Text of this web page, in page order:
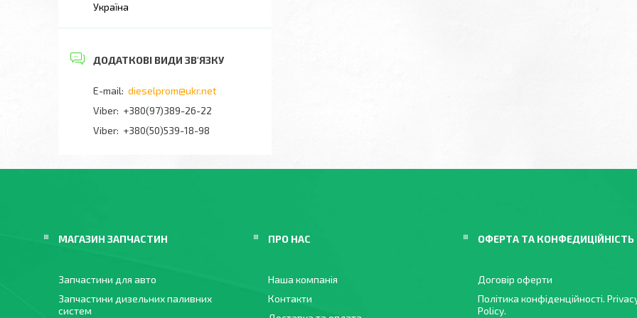
Україна
dieselprom@ukr.net
+380(97)389-26-22
Viber +380(50)539-18-98
МАГАЗИН ЗАПЧАСТИН
Запчастини для авто
Запчастини дизельних паливних
систем
ПРО НАС
Наша компанія
Контакти
ОФЕРТА ТА КОНФЕДИЦІЙНІСТЬ
Договір оферти
Політика конфіденційності.
Policy.